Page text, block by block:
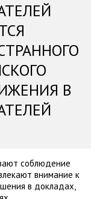
В
соблюдение
внимание к
в докладах,